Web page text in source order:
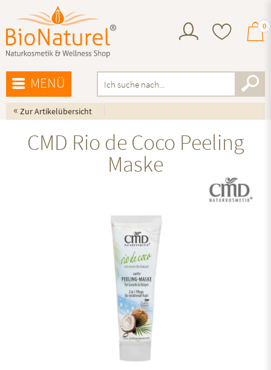
0
MENÜ
« Zur Artikelübersicht
CMD Rio de Coco Peeling
Maske